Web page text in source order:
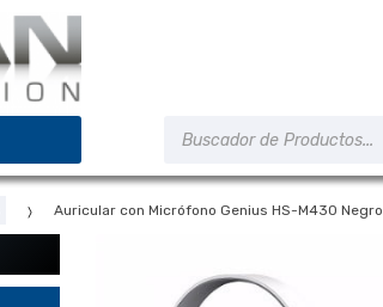
de
Auricular con Micrófono Genius HS-M430 Negro